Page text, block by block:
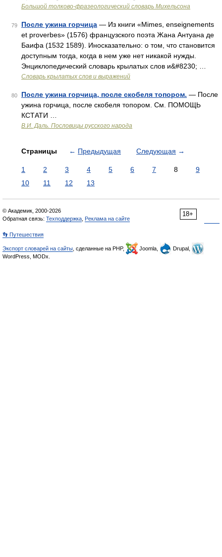
Большой толково-фразеологический словарь Михельсона
79 После ужина горчица — Из книги «Mimes, enseignements
et proverbes» (1576) французского поэта Жана Антуана де
Баифа (1532 1589). Иносказательно: о том, что становится
доступным тогда, когда в нем уже нет никакой нужды.
Энциклопедический словарь крылатых слов и&#8230; …
Словарь крылатых слов и выражений
80 После ужина горчица, после скобеля топором. — После
ужина горчица, после скобеля топором. См. ПОМОЩЬ
КСТАТИ …
В.И. Даль. Пословицы русского народа
Страницы ← Предыдущая Следующая →
1 2 3 4 5 6 7 8
9
10
11 12 13
18+
© Академик, 2000-2026
Обратная связь: Техподдержка Реклама на сайте
👣 Путешествия
Экспорт словарей на сайты , сделанные на PHP, Joomla,
Drupal,
WordPress, MODx.